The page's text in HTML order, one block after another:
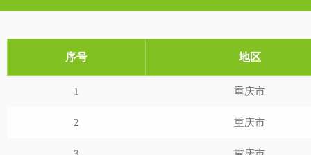
序号 地区
1 重庆市
2 重庆市